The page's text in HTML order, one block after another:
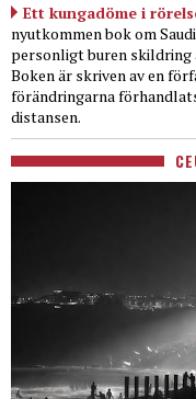
Ett kungadöme i
nyutkommen bok om
personligt buren
Boken är skriven av en
förändringarna
distansen.